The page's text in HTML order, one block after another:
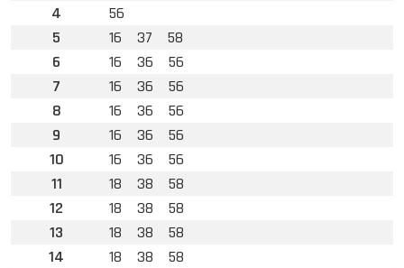
4
56
5
16 37
58
6
16 36
56
7
16 36
56
8
16 36
56
9
16 36
56
10
16 36
56
11
18 38
58
12
18 38
58
13
18 38
58
14
18 38
58